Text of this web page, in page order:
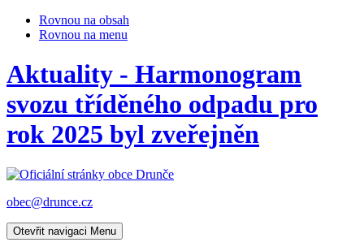
Rovnou na obsah
Rovnou na menu
Aktuality - Harmonogram
svozu tříděného odpadu pro
rok 2025 byl zveřejněn
obec@drunce.cz
Otevřit navigaci Menu